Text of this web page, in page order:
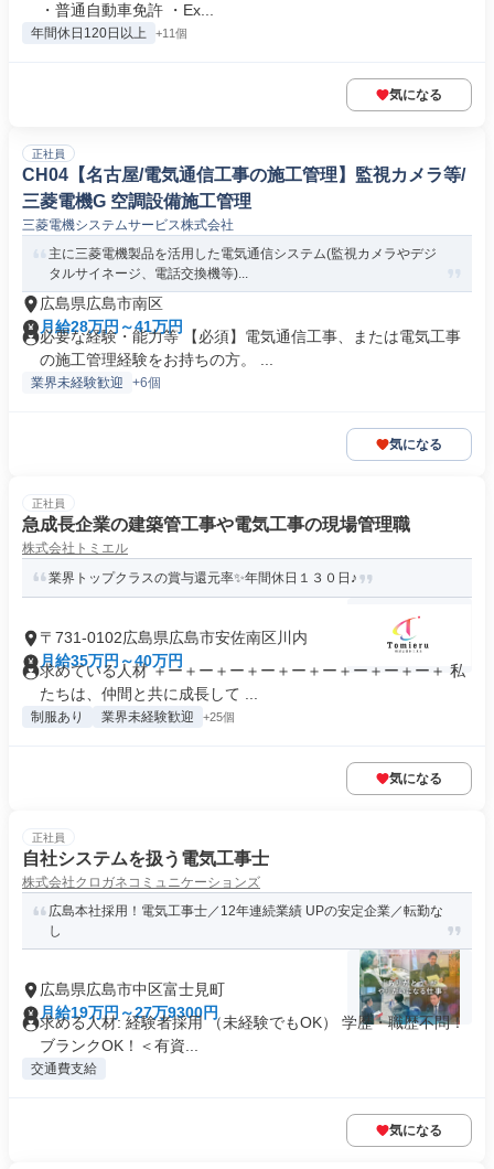
・普通自動車免許 ・Ex...
年間休日120日以上 +11個
気になる
正社員
CH04【名古屋/電気通信工事の施工管理】監視カメラ等/
三菱電機G 空調設備施工管理
三菱電機システムサービス株式会社
主に三菱電機製品を活用した電気通信システム(監視カメラやデジ
タルサイネージ、電話交換機等)...
広島県広島市南区
月給28万円～41万円
必要な経験・能力等 【必須】電気通信工事、または電気工事
の施工管理経験をお持ちの方。 ...
業界未経験歓迎 +6個
気になる
正社員
急成長企業の建築管工事や電気工事の現場管理職
株式会社トミエル
業界トップクラスの賞与還元率✨年間休日１３０日♪
〒731-0102広島県広島市安佐南区川内
月給35万円～40万円
求めている人材 ＋ー＋ー＋ー＋ー＋ー＋ー＋ー＋ー＋ー＋ 私
たちは、仲間と共に成長して ...
制服あり 業界未経験歓迎 +25個
気になる
正社員
自社システムを扱う電気工事士
株式会社クロガネコミュニケーションズ
広島本社採用！電気工事士／12年連続業績 UPの安定企業／転勤な
し
広島県広島市中区富士見町
月給19万円～27万9300円
求める人材: 経験者採用 （未経験でもOK） 学歴・職歴不問！
ブランクOK！＜有資...
交通費支給
気になる